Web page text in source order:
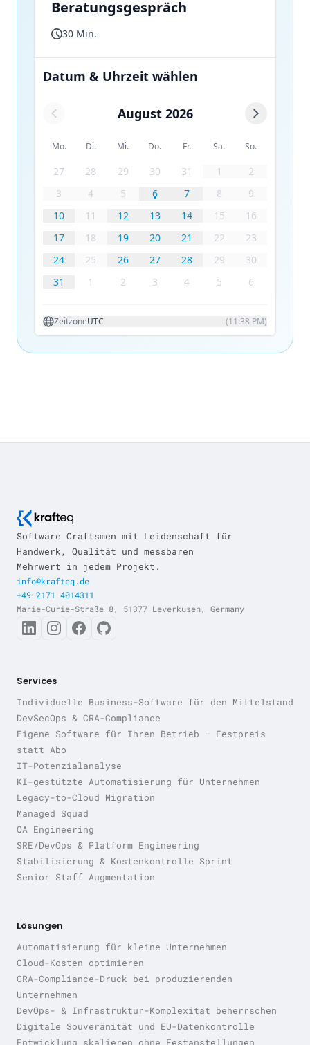
Software Craftsmen mit Leidenschaft für
Handwerk, Qualität und messbaren
Mehrwert in jedem Projekt.
info@krafteq.de
+49 2171 4014311
Marie-Curie-Straße 8, 51377 Leverkusen, Germany
Services
Individuelle Business-Software für den Mittelstand
DevSecOps & CRA-Compliance
Eigene Software für Ihren Betrieb — Festpreis
statt Abo
IT-Potenzialanalyse
KI-gestützte Automatisierung für Unternehmen
Legacy-to-Cloud Migration
Managed Squad
QA Engineering
SRE/DevOps & Platform Engineering
Stabilisierung & Kostenkontrolle Sprint
Senior Staff Augmentation
Lösungen
Automatisierung für kleine Unternehmen
Cloud-Kosten optimieren
CRA-Compliance-Druck bei produzierenden
Unternehmen
DevOps- & Infrastruktur-Komplexität beherrschen
Digitale Souveränität und EU-Datenkontrolle
Entwicklung skalieren ohne Festanstellungen